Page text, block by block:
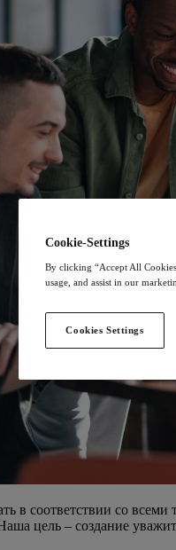
в соответствии со
цель – создание
Cookie-Settings
By clicking “Accept All
usage, and assist in our
Cookies Settings